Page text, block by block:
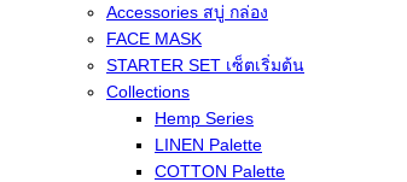
Accessories สบู่ กล่อง
FACE MASK
STARTER SET เซ็ตเริ่มต้น
Collections
Hemp Series
LINEN Palette
COTTON Palette